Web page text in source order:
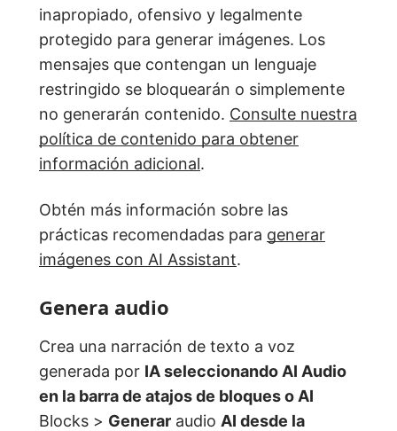
inapropiado, ofensivo y legalmente
protegido para generar imágenes. Los
mensajes que contengan un lenguaje
restringido se bloquearán o simplemente
no generarán contenido. Consulte nuestra
política de contenido para obtener
información adicional.
Obtén más información sobre las
prácticas recomendadas para generar
imágenes con AI Assistant.
Genera audio
Crea una narración de texto a voz
generada por IA seleccionando AI Audio
en la barra de atajos de bloques o AI
Blocks > Generar audio AI desde la